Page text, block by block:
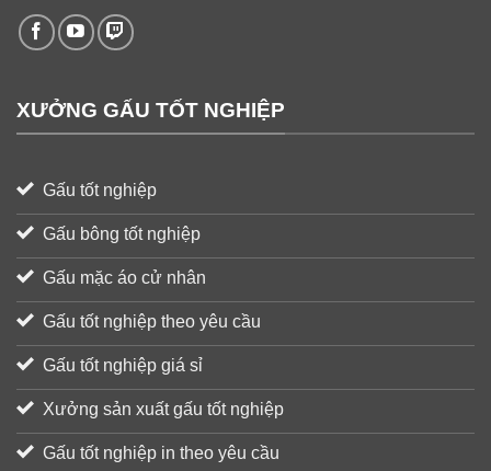
XƯỞNG GẤU TỐT NGHIỆP
Gấu tốt nghiệp
Gấu bông tốt nghiệp
Gấu mặc áo cử nhân
Gấu tốt nghiệp theo yêu cầu
Gấu tốt nghiệp giá sỉ
Xưởng sản xuất gấu tốt nghiệp
Gấu tốt nghiệp in theo yêu cầu